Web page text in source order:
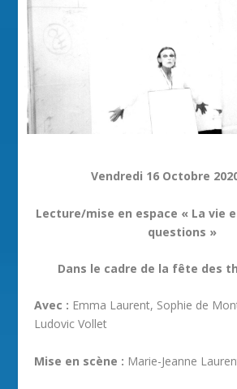
Vendredi 16 Octobre
Lecture/mise en espace « La vie
questions »
Dans le cadre de la fête des
Avec : Emma Laurent, Sophie de
Ludovic Vollet
Mise en scène : Marie-Jeanne